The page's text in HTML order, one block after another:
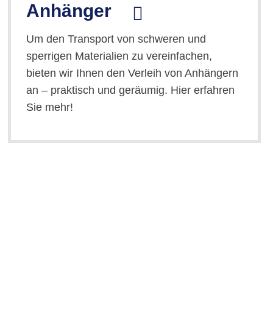
Anhänger
Um den Transport von schweren und
sperrigen Materialien zu vereinfachen,
bieten wir Ihnen den Verleih von Anhängern
an – praktisch und geräumig. Hier erfahren
Sie mehr!